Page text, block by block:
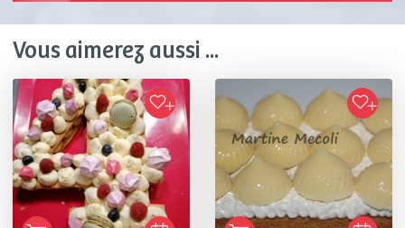
Vous aimerez aussi ...